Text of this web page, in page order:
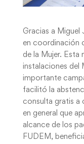
Gracias a Miguel
en coordinación
de la Mujer. Esta
instalaciones del
importante
facilitó la
consulta gratis a
en general que
alcance de los
FUDEM,